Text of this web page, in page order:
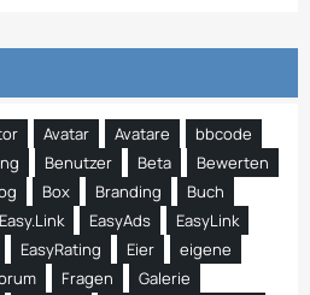
Avatar Avatare
bbcode
Benutzer Beta
Bewerten
Box Branding
Buch
Easy.Link EasyAds
EasyLink
EasyRating Eier
eigene
Fragen
Galerie